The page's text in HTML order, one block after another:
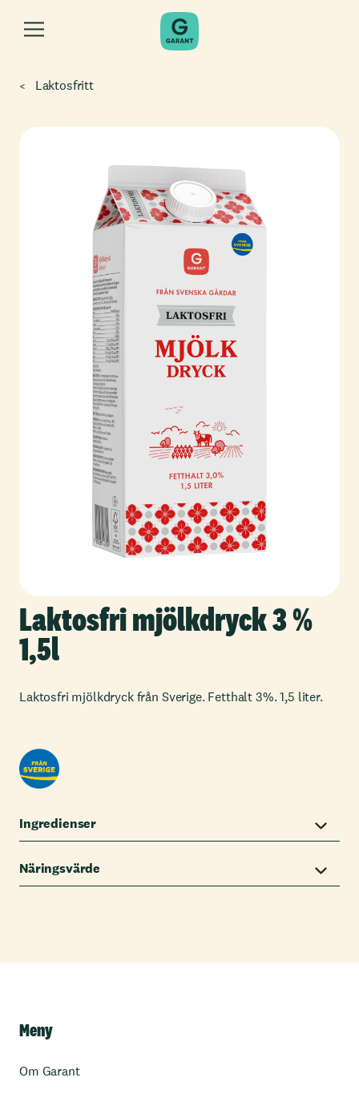
Laktosfritt
Laktosfri mjölkdryck 3 %
1,5l
Laktosfri mjölkdryck från Sverige. Fetthalt 3%. 1,5 liter.
Ingredienser
Näringsvärde
Meny
Om Garant